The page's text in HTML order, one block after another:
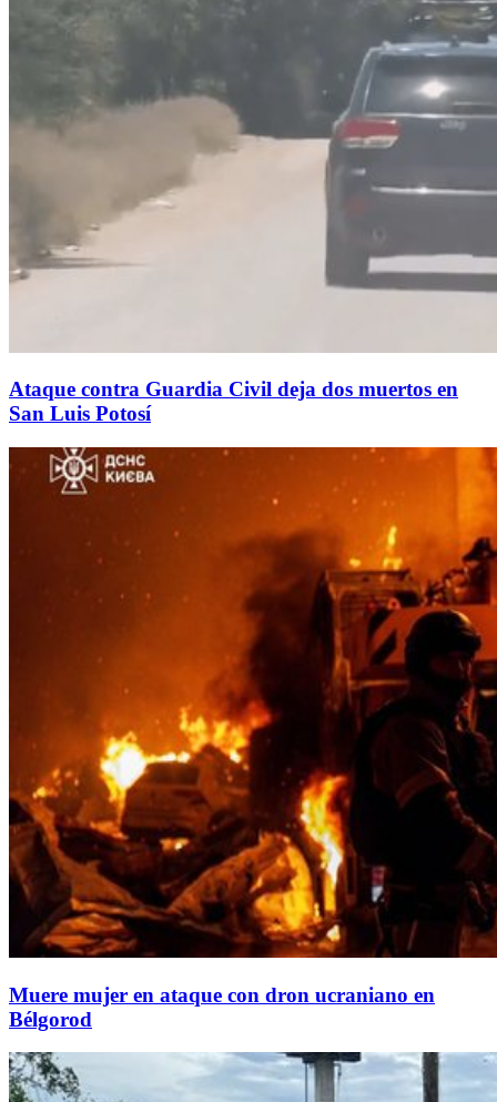
Ataque contra Guardia Civil deja dos muertos en
San Luis Potosí
Muere mujer en ataque con dron ucraniano en
Bélgorod